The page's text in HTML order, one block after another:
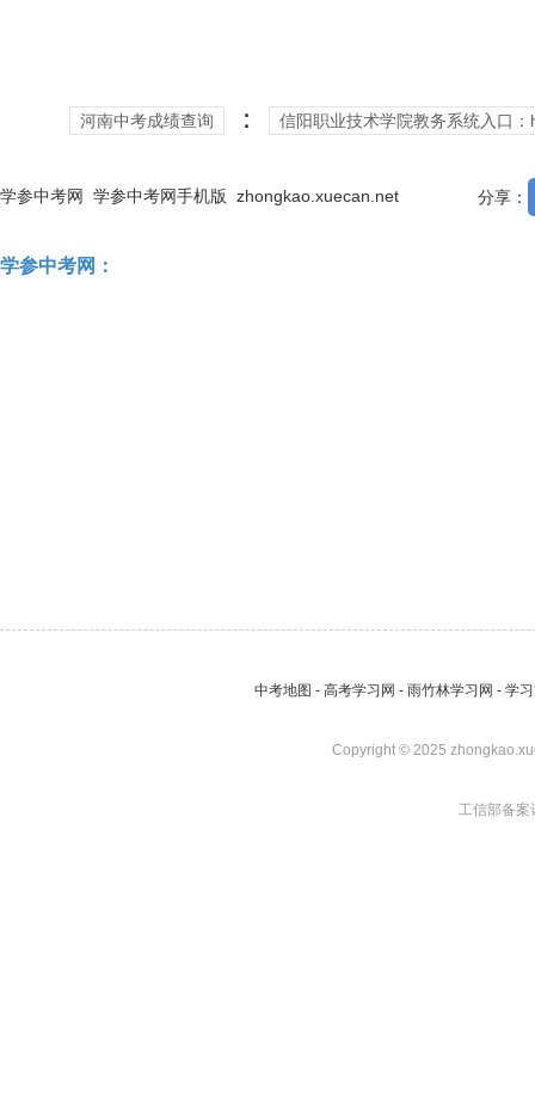
河南中考成绩查询 ： 信阳职业技术学院教务系统入口
学参中考网 学参中考网手机版 zhongkao.xuecan.net 分享：
学参中考网：
中考地图 - 高考学习网 - 雨竹林学习网 - 学
Copyright © 2025
工信部备